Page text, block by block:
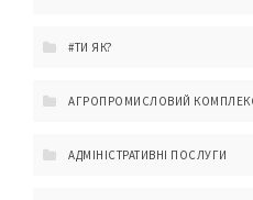
#ТИ ЯК?
АГРОПРОМИСЛОВИЙ
АДМІНІСТРАТИВНІ ПОСЛУГИ